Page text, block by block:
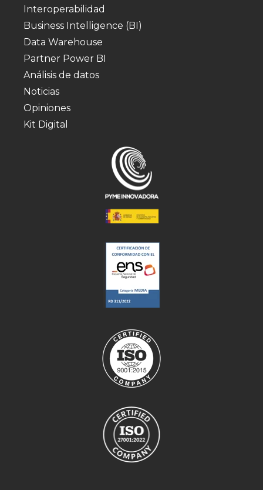
Interoperabilidad
Business Intelligence (BI)
Data Warehouse
Partner Power BI
Análisis de datos
Noticias
Opiniones
Kit Digital